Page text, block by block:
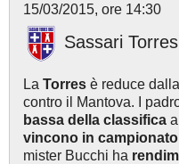
15/03/2015, ore 14:30
Sassari
La Torres è reduce
contro il Mantova. I
bassa della classifica
vincono in
mister Bucchi ha